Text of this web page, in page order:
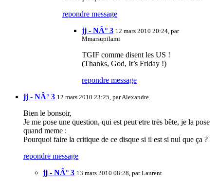
repondre message
jj - NÂ° 3 12 mars 2010 20:24, par
Mmarsupilami
TGIF comme disent les US !
(Thanks, God, It’s Friday !)
repondre message
jj - NÂ° 3 12 mars 2010 23:25, parAlexandre.
Bien le bonsoir,
Je me pose une question, qui est peut etre très bête, je la pose
quand meme :
Pourquoi faire la critique de ce disque si il est si nul que ça ?
repondre message
jj - NÂ° 3 13 mars 2010 08:28, parLaurent